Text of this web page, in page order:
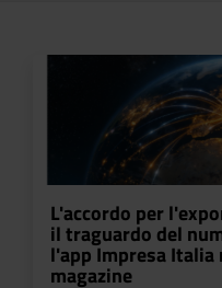
L'accordo per
il traguardo del
l'app Impresa Italia
magazine